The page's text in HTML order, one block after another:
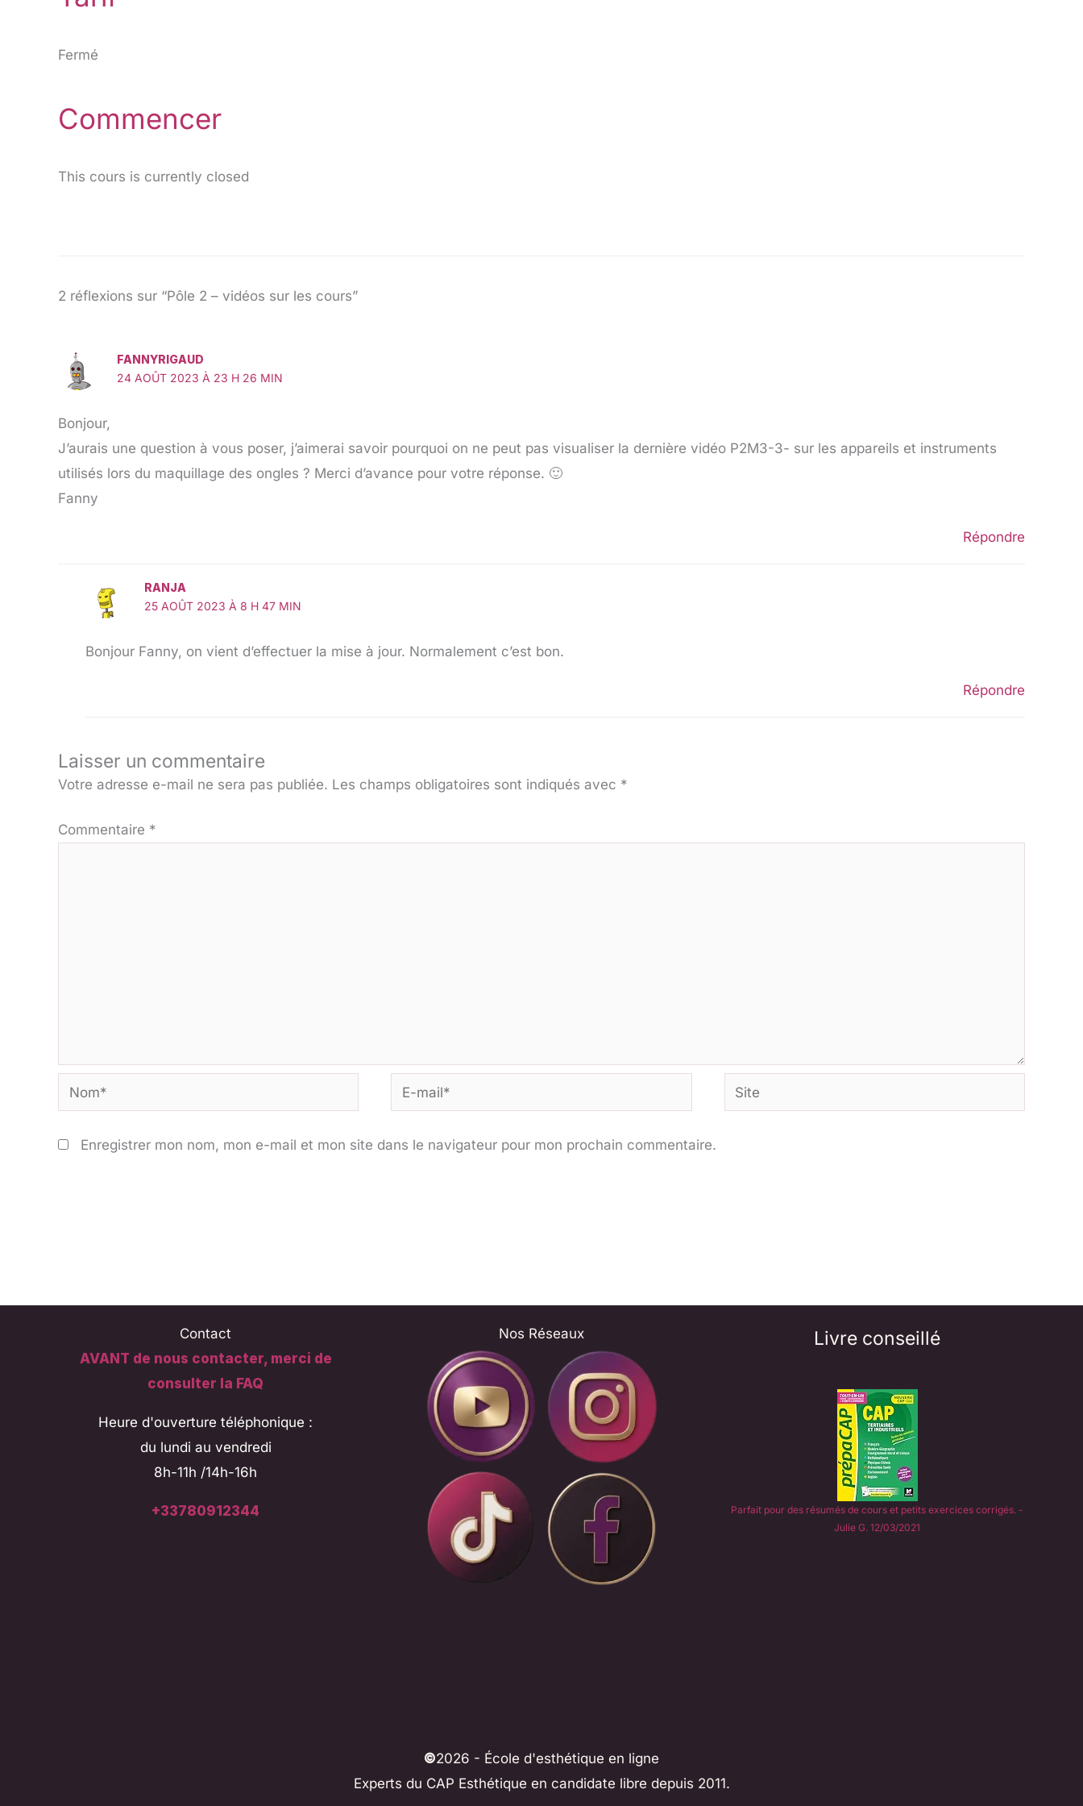
Fermé
Commencer
This cours is currently closed
2 réflexions sur “Pôle 2 – vidéos sur les cours”
FANNYRIGAUD
24 AOÛT 2023 À 23 H 26 MIN
Bonjour,
J’aurais une question à vous poser, j’aimerai savoir pourquoi on ne peut pas visualiser la dernière vidéo P2M3-3- sur les appareils et instruments
utilisés lors du maquillage des ongles ? Merci d’avance pour votre réponse. 🙂
Fanny
Répondre
RANJA
25 AOÛT 2023 À 8 H 47 MIN
Bonjour Fanny, on vient d’effectuer la mise à jour. Normalement c’est bon.
Répondre
Laisser un commentaire
Votre adresse e-mail ne sera pas publiée. Les champs obligatoires sont indiqués avec *
Commentaire *
Nom*
E-
mail*
Site
Enregistrer mon nom, mon e-mail et mon site dans le navigateur pour mon prochain commentaire.
Contact
AVANT de nous contacter, merci de
consulter la FAQ
Heure d'ouverture téléphonique :
du lundi au vendredi
8h-11h /14h-16h
+33780912344
Nos Réseaux Livre conseillé
Parfait pour des résumés de cours et petits exercices corrigés. -
Julie G. 12/03/2021
©2026 - École d'esthétique en ligne
Experts du CAP Esthétique en candidate libre depuis 2011.